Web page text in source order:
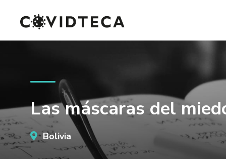
Las máscaras del
Bolivia